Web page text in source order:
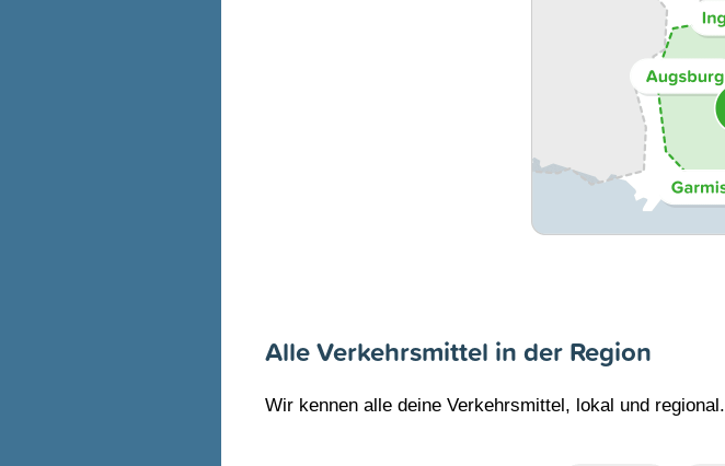
Alle Verkehrsmittel in der Region
Wir kennen alle deine Verkehrsmittel, lokal und regional.